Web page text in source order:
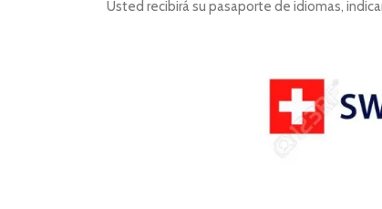
Usted recibirá su pasaporte de idiomas,